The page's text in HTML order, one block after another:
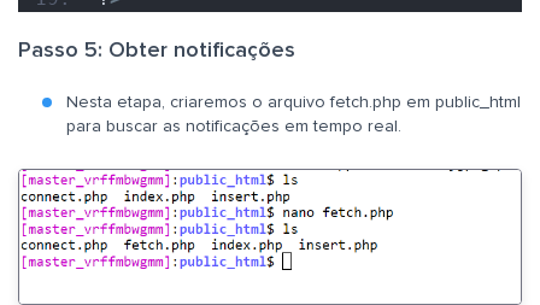
Passo 5: Obter notificações
Nesta etapa, criaremos o arquivo fetch.php em public_html
para buscar as notificações em tempo real.